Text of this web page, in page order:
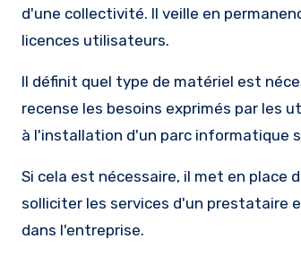
d'une collectivité. Il veille en
licences utilisateurs.
Il définit quel type de matériel est
recense les besoins exprimés par les
à l'installation d'un parc informatique
Si cela est nécessaire, il met en place
solliciter les services d'un prestataire
dans l'entreprise.